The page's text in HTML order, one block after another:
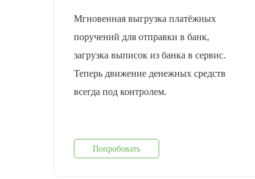
Мгновенная выгрузка платёжных
поручений для отправки в банк,
загрузка выписок из банка в сервис.
Теперь движение денежных средств
всегда под контролем.
Попробовать